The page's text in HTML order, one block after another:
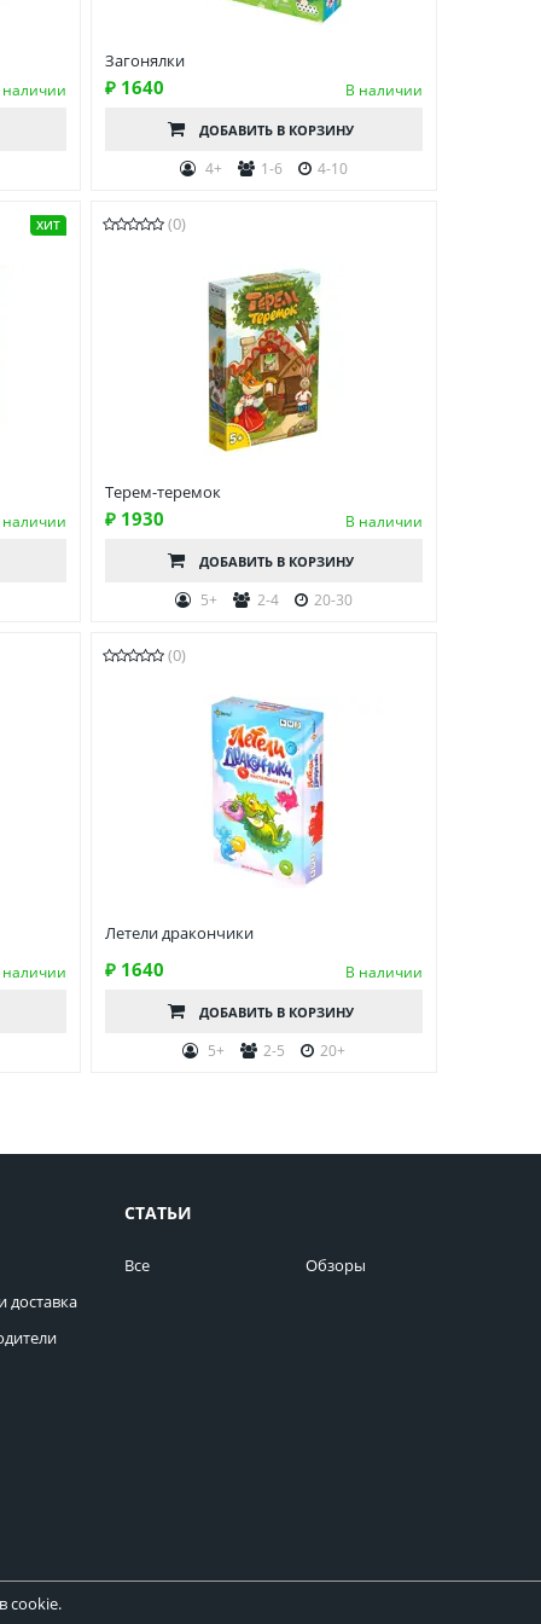
Загонялки
₽ 1640 В наличии
ДОБАВИТЬ В КОРЗИНУ
4+ 1-6 4-10
ХИТ (0)
Терем-теремок
₽ 1930 В наличии
ДОБАВИТЬ В КОРЗИНУ
5+ 2-4 20-30
(0)
Летели дракончики
₽ 1640 В наличии
ДОБАВИТЬ В КОРЗИНУ
5+ 2-5 20+
доставка
СТАТЬИ
Все Обзоры
cookie.